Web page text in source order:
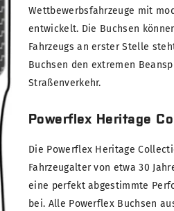
Wettbewerbsfahrzeuge mit
entwickelt. Die Buchsen
Fahrzeugs an erster Stelle
Buchsen den extremen
Straßenverkehr.
Powerflex Heritage
Die Powerflex Heritage
Fahrzeugalter von etwa 30
eine perfekt abgestimmte
bei. Alle Powerflex Buchsen